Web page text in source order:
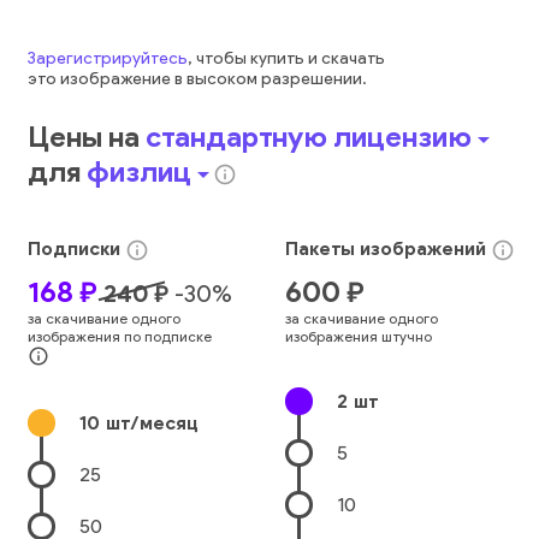
Зарегистрируйтесь, чтобы купить и скачать
это изображениев высоком разрешении.
Цены на стандартную лицензиюarrow_drop_down
для физлицarrow_drop_downinfo_outline
Подписки info_outline
168 ₽ 240₽ -30%
за скачивание одного
изображения по подписке
info_outline
10 шт/месяц
25
50
Пакеты изображений info_outline
600 ₽
за скачивание одного
изображения штучно
2 шт
5
10